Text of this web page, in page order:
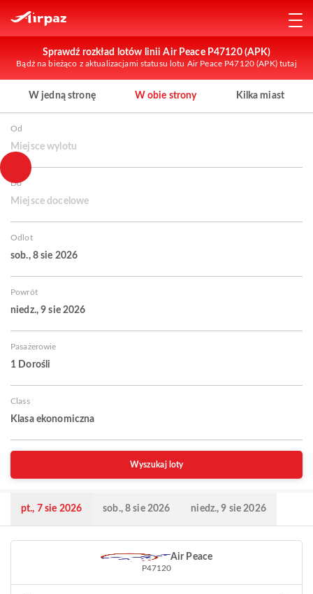
Sprawdź rozkład lotów linii Air Peace P47120 (APK)
Bądź na bieżąco z aktualizacjami statusu lotu Air Peace P47120 (APK) tutaj
W jedną stronę W obie strony Kilka miast
Od
Miejsce wylotu
Do
Miejsce docelowe
Odlot
sob., 8 sie 2026
Powrót
niedz., 9 sie 2026
Pasażerowie
1 Dorośli
Class
Klasa ekonomiczna
Wyszukaj loty
pt., 7 sie 2026 sob., 8 sie 2026 niedz., 9 sie 2026
Air Peace
P47120